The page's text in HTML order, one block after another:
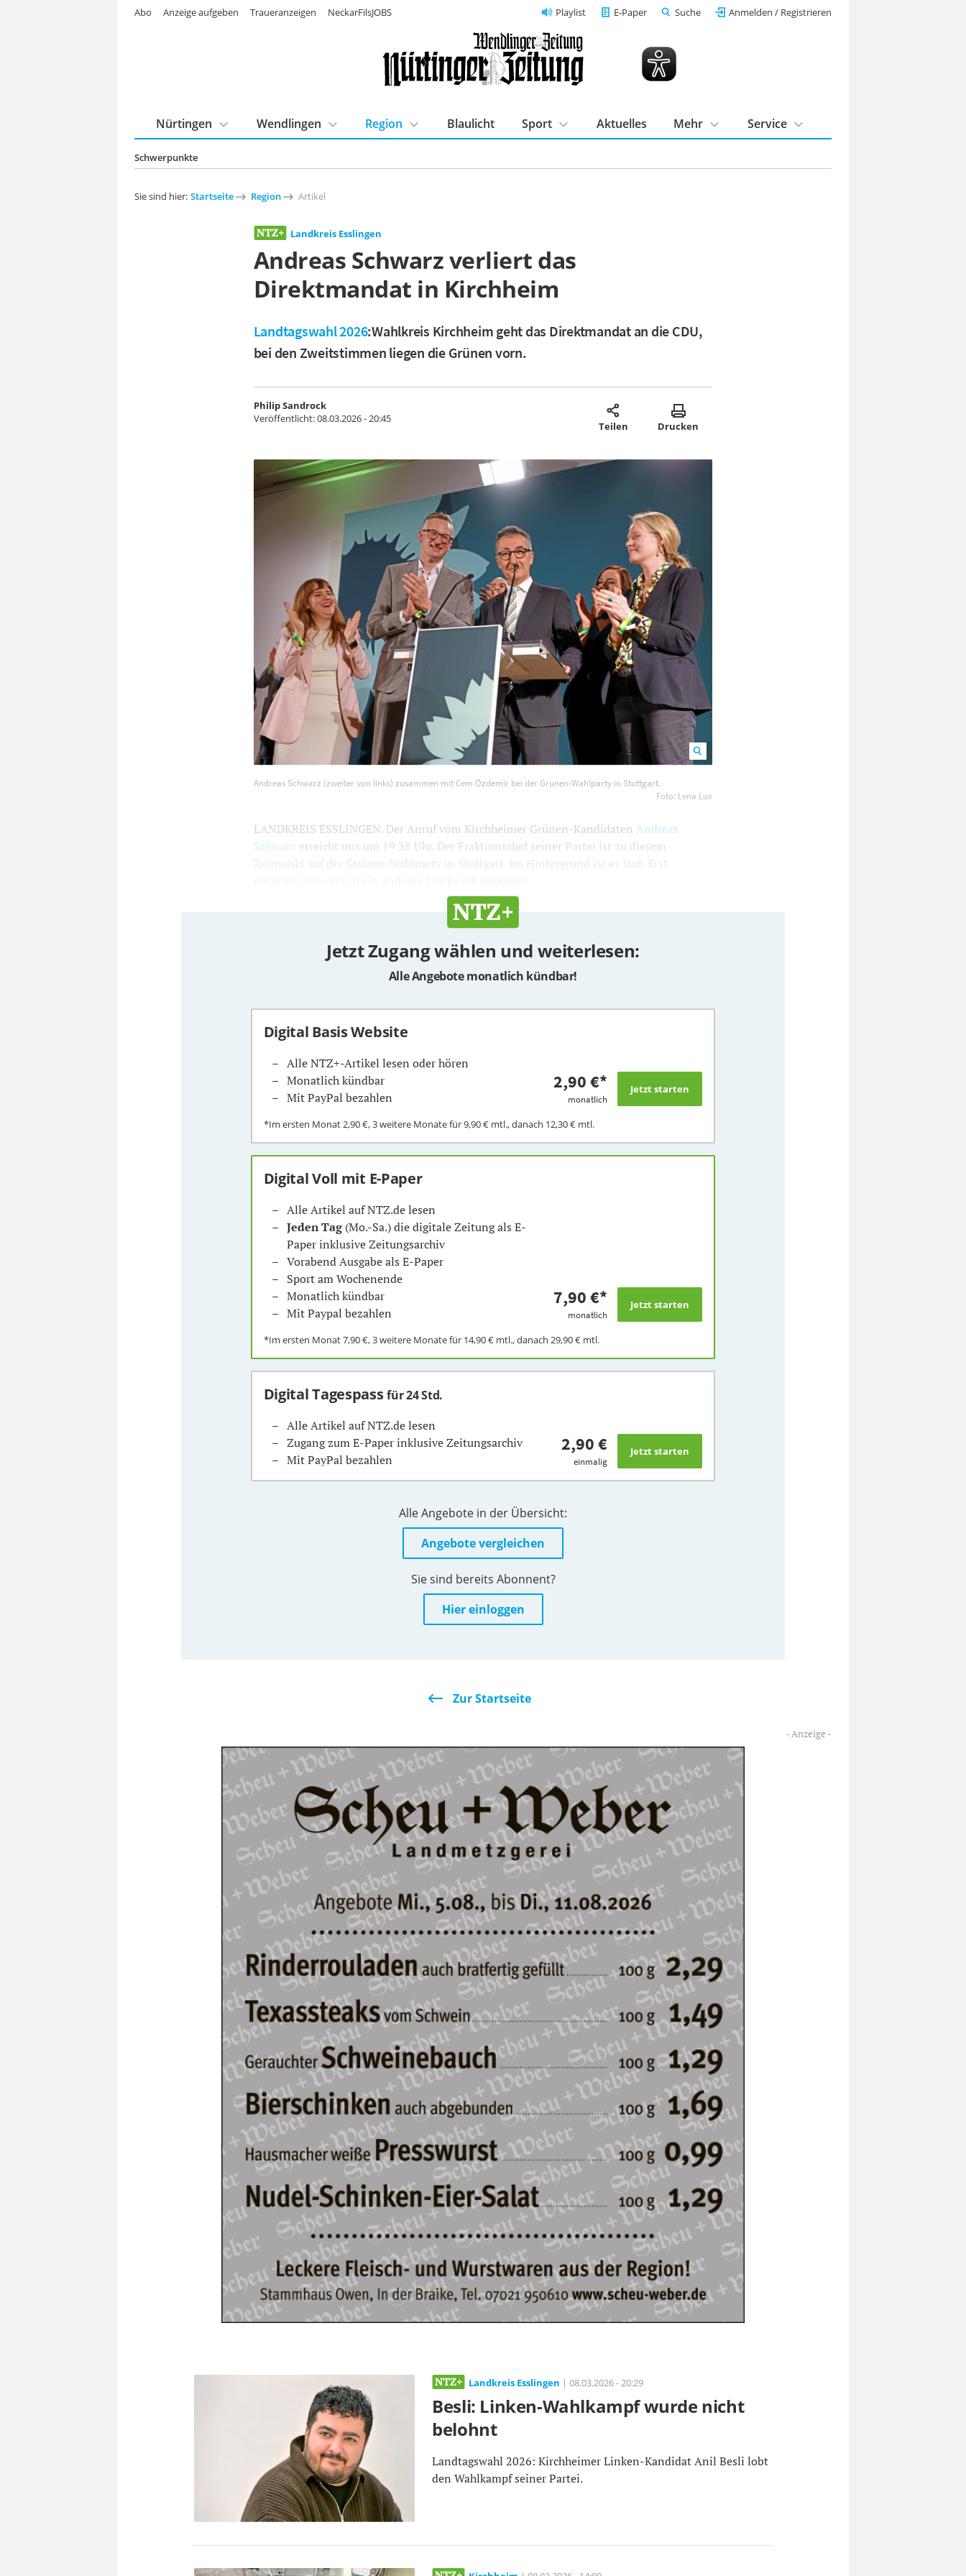
Playlist E-Paper Suche Anmelden / Registrieren
Schwerpunkte
Nürtingen Wendlingen Region Blaulicht Sport Aktuelles Mehr Service
Abo Anzeige aufgeben Traueranzeigen NeckarFilsJOBS
Sie sind hier: Startseite Region Artikel
Landkreis Esslingen
Andreas Schwarz verliert das
Direktmandat in Kirchheim
Landtagswahl 2026:Wahlkreis Kirchheim geht das Direktmandat an die CDU,
bei den Zweitstimmen liegen die Grünen vorn.
Philip Sandrock
Veröffentlicht:08.03.2026 - 20:45
Teilen Drucken
Wahlparty in Stuttgart. Foto: Lena Lux 1200800
Andreas Schwarz (zweiter von links) zusammen mit Cem Özdemir bei der Grünen-Wahlparty in Stuttgart.
Foto: Lena Lux
LANDKREIS ESSLINGEN. Der Anruf vom Kirchheimer Grünen-Kandidaten Andreas
Schwarz erreicht uns um 19.38 Uhr. Der Fraktionschef seiner Partei ist zu diesem
Zeitpunkt auf der Grünen-Wahlparty in Stuttgart. Im Hintergrund ist es laut. Erst
Jetzt Zugang wählen und weiterlesen:
Alle Angebote monatlich kündbar!
Digital Basis Website
Alle NTZ+-Artikel lesen oder hören
Monatlich kündbar
Mit PayPal bezahlen
2,90 €*
monatlich
*Im ersten Monat2,90 €, 3 weitere Monate für9,90 €mtl., danach 12,30 €mtl.
Digital Voll mit E-Paper
Alle Artikel auf NTZ.de lesen
Jeden Tag(Mo.-Sa.) die digitale Zeitung als E-
Paper inklusive Zeitungsarchiv
Vorabend Ausgabe als E-Paper
Sport am Wochenende
Monatlich kündbar
Mit Paypal bezahlen
7,90 €*
monatlich
*Im ersten Monat7,90 €, 3 weitere Monate für 14,90 €mtl., danach 29,90 €mtl.
Digital Tagespassfür 24 Std.
Alle Artikel auf NTZ.de lesen
Zugang zum E-Paper inklusive Zeitungsarchiv
Mit PayPal bezahlen
2,90 €
einmalig
Alle Angebote in der Übersicht:
Angebote vergleichen
Sie sind bereits Abonnent?
Hier einloggen
Zur Startseite
Landkreis Esslingen | 08.03.2026 - 20:29
Besli: Linken-Wahlkampf wurde nicht
belohnt
Landtagswahl 2026: Kirchheimer Linken-Kandidat Anil Besli lobt
den Wahlkampf seiner Partei.